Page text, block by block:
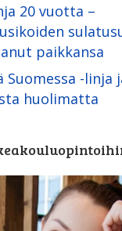
20 vuotta –
paikkansa
-linja
huolimatta